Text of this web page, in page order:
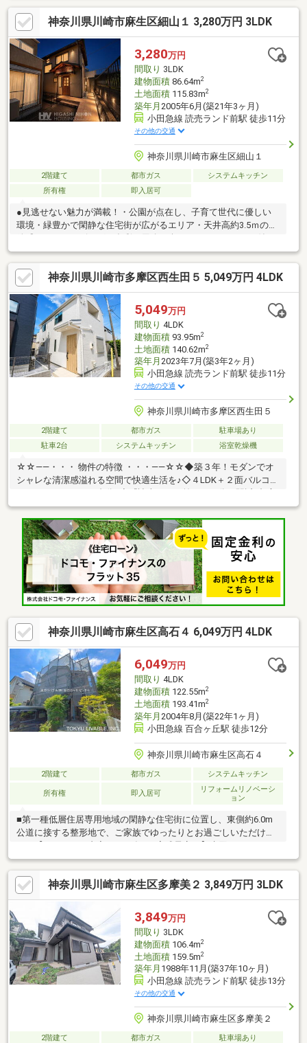
の雰囲気や室内の静けさは、現地でしか判断できません■生活導
線の使いやすさは、歩くと印象が大きく変わります■リビングの
明るさ・収納の配置・音の響き方は体感するのがおすすめです■
ご希望の日時を一つだけお伝えいただければ、すぐにご案内でき
ます■住宅ローンのご相談、お住替えやご売却の相談も無料で承
ります■インターネットからお気軽にお問い合わせください
神奈川県川崎市麻生区細山１ 3,280万円 3LDK
3,280万円
間取り 3LDK
建物面積86.64m2
土地面積115.83m2
築年月 2005年6月(築21年3ヶ月)
小田急線 読売ランド前駅 徒歩11分
その他の交通
神奈川県川崎市麻生区細山１
2階建て 都市ガス
システムキッチン
所有権
即入居可
●見逃せない魅力が満載！・公園が点在し、子育て世代に優しい
環境・緑豊かで閑静な住宅街が広がるエリア・天井高約3.5ｍの開
き・階段上部にシーリングファンにより空気を循環・多目的に活
用できるリビングに隣接した和室写真や資料だけでは伝わらな
い、現地ならではの魅力も丁寧にご案内いたします。実際に足を
運んで、光や風、周辺環境の心地よさをぜひご体感ください。■
お客様に最適のお支払いプランをご提案します■お支払いシミュ
レーションを基に、諸費用や毎月のお支払い額等、分かり易くご
説明させて頂きます
神奈川県川崎市多摩区西生田５ 5,049万円 4LDK
5,049万円
間取り 4LDK
建物面積93.95m2
土地面積140.62m2
築年月 2023年7月(築3年2ヶ月)
小田急線 読売ランド前駅 徒歩11分
その他の交通
神奈川県川崎市多摩区西生田５
2階建て 都市ガス
駐車場あり
駐車2台
システムキッチン 浴室乾燥機
☆☆――・・・ 物件の特徴 ・・・――☆☆◆築３年！モダンでオ
シャレな清潔感溢れる空間で快適生活を♪◇４LDK＋２面バルコニ
への移動もスムーズに♪◇即日内見可能です♪詳細はお気軽にお問
い合わせください♪どこよりも「スピーディー」かつ「的確」にサ
ポートさせていただきます！☆☆――・・・ 弊社オリジナル無料
サポート ・・・――☆☆物件調査・周辺環境レポート・資金計
画・住宅ローン事前審査・中長期ライフシミュレーション・ご送
迎、等々周辺物件もまとめてご紹介致します。まずはお気軽にお
問合わせ下さい♪
神奈川県川崎市麻生区高石４ 6,049万円 4LDK
6,049万円
間取り 4LDK
建物面積122.55m2
土地面積193.41m2
築年月 2004年8月(築22年1ヶ月)
小田急線 百合ヶ丘駅 徒歩12分
神奈川県川崎市麻生区高石４
2階建て 都市ガス システムキッチン
所有権 即入居可
リフォームリノベーシ
ョン
■第一種低層住居専用地域の閑静な住宅街に位置し、東側約6.0m
公道に接する整形地で、ご家族でゆったりとお過ごしいただけま
す。【リフォーム内容（2026年8月完成予定）】水回り： システ
ムキッチン交換、浴室交換、トイレ交換（2箇所）、洗面台交換外
装： 外壁塗装内装： クロス張替え、コンロ新品交換、フロアタイ
ル貼り、畳表替え、クッションフロア張替え、給湯器交換、白蟻
点検、室内クリーニング※お引き渡し後2年間の「安心保証（契約
不適合責任）」も付帯しておりますので、安心してお住まいいた
だけます。
神奈川県川崎市麻生区多摩美２ 3,849万円 3LDK
3,849万円
間取り 3LDK
建物面積106.4m2
土地面積159.5m2
築年月 1988年11月(築37年10ヶ月)
小田急線 読売ランド前駅 徒歩13分
その他の交通
神奈川県川崎市麻生区多摩美２
2階建て 都市ガス
駐車場あり